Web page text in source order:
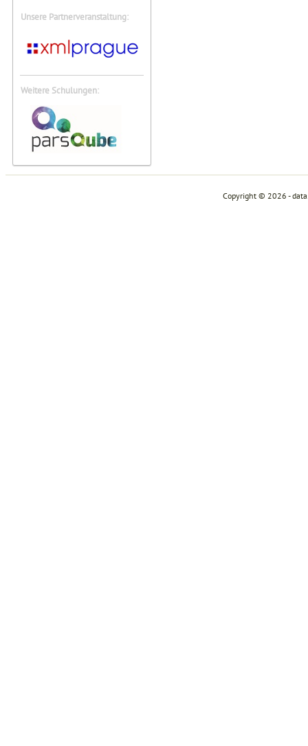
Unsere Partnerveranstaltung:
Weitere Schulungen:
Copyright © 2026 -